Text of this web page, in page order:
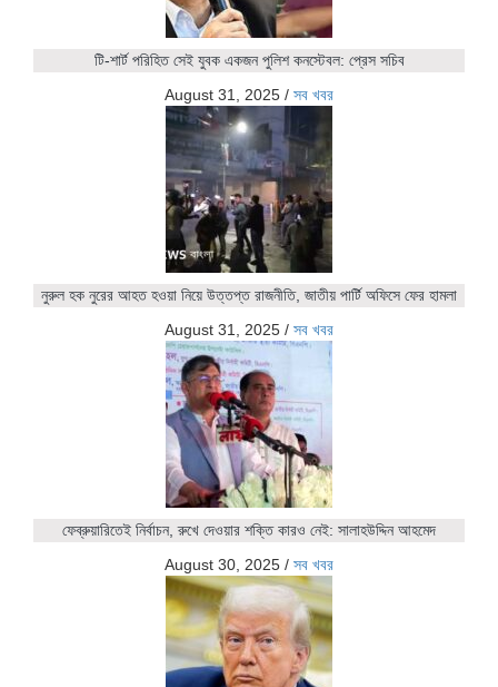
টি-শার্ট পরিহিত সেই যুবক একজন পুলিশ কনস্টেবল: প্রেস সচিব
August 31, 2025 / সব খবর
নুরুল হক নুরের আহত হওয়া নিয়ে উত্তপ্ত রাজনীতি, জাতীয় পার্টি অফিসে ফের হামলা
August 31, 2025 / সব খবর
ফেব্রুয়ারিতেই নির্বাচন, রুখে দেওয়ার শক্তি কারও নেই: সালাহউদ্দিন আহমেদ
August 30, 2025 / সব খবর